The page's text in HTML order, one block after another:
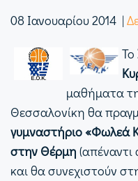
08 Ιανουαρίου 2014 |
Το
μαθήματα
Θεσσαλονίκη θα
γυμναστήριο «Φωλεά
στην Θέρμη
και θα συνεχιστούν